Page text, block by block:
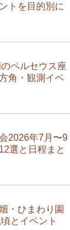
トを目的別に
のペルセウス座
角・観測イベ
2026年7月〜9
選と日程まと
・ひまわり園
とイベント